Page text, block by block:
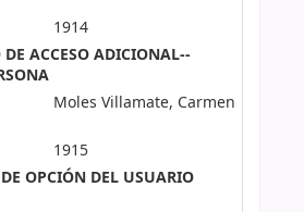
1914
ACCESO ADICIONAL--
Moles Villamate, Carmen
1915
OPCIÓN DEL USUARIO